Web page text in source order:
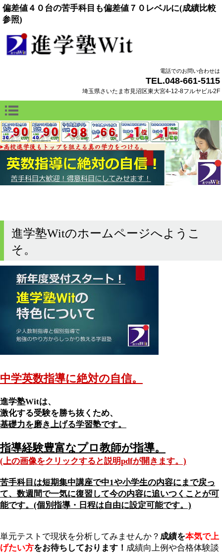
偏差値４０台の苦手科目も偏差値７０レベルに(成績比較
参照)
電話でのお問い合わせは
TEL.048-661-5115
埼玉県さいたま市見沼区東大宮4-12-8フルヤビル2F
進学塾Witのホームページへようこ
そ。
中学英数指導に絶対の自信。
進学塾Witは、
激化する受験を勝ち抜くため、
基礎力を磨き上げる学習塾です。
指導経験豊富なプロ教師が指導。
(上の画像をクリックすると説明pdfが開きます。)
苦手科目は短期集中講座で中1や小学生の内容にまで戻っ
て、 数週間で一気に復習して今の内容に追いつくことが可
能です。(個別指導・日程は自由に設定可能です。)
単元テストで現状を分析してみませんか？ 成績を本気で上
げたい方をお待ちしております！ 成績向上例や合格体験談